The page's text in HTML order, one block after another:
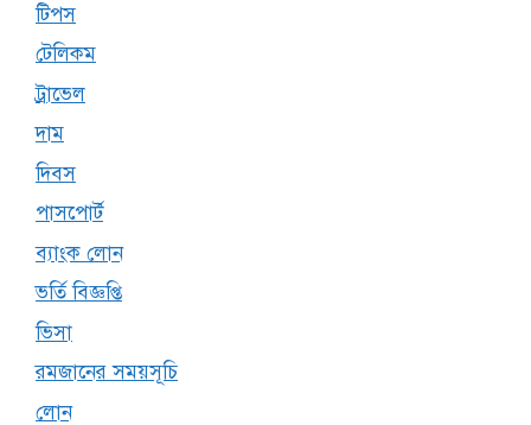
টিপস
টেলিকম
ট্রাভেল
দাম
দিবস
পাসপোর্ট
ব্যাংক লোন
ভর্তি বিজ্ঞপ্তি
ভিসা
রমজানের সময়সূচি
লোন